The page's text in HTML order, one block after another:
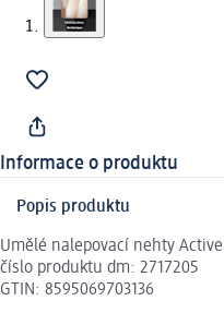
Informace o produktu
Popis produktu
Umělé nalepovací nehty
číslo produktu dm: 2717205
GTIN: 8595069703136